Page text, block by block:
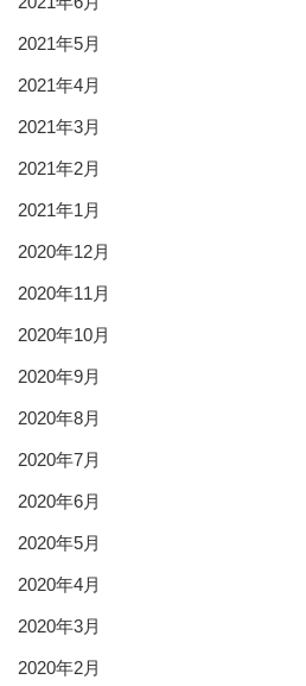
2021年5月
2021年4月
2021年3月
2021年2月
2021年1月
2020年12月
2020年11月
2020年10月
2020年9月
2020年8月
2020年7月
2020年6月
2020年5月
2020年4月
2020年3月
2020年2月